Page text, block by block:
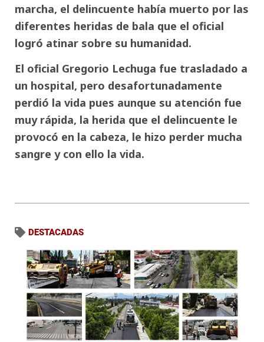
marcha, el delincuente había muerto por las
diferentes heridas de bala que el oficial
logró atinar sobre su humanidad.
El oficial Gregorio Lechuga fue trasladado a
un hospital, pero desafortunadamente
perdió la vida pues aunque su atención fue
muy rápida, la herida que el delincuente le
provocó en la cabeza, le hizo perder mucha
sangre y con ello la vida.
DESTACADAS